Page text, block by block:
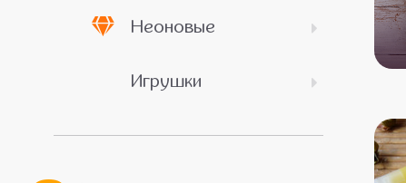
Неоновые
Игрушки